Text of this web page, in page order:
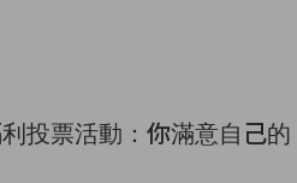
投票活動：你滿意自己的